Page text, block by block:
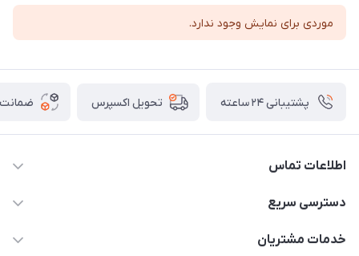
موردی برای نمایش وجود ندارد.
پشتیبانی ۲۴ ساعته تحویل اکسپرس ضمانت
اطلاعات تماس
02177111474
دسترسی سریع
حساب کاربری
خدمات مشتریان